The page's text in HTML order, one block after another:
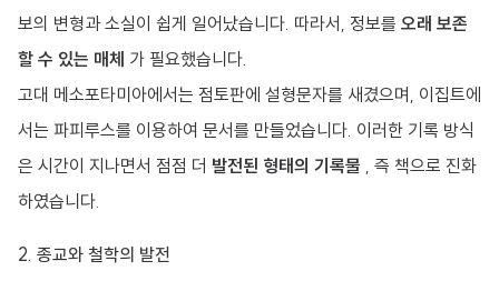
보의 변형과 소실이 쉽게 일어났습니다. 따라서, 정보를 오래 보존
할 수 있는 매체 가 필요했습니다.
고대 메소포타미아에서는 점토판에 설형문자를 새겼으며, 이집트에
서는 파피루스를 이용하여 문서를 만들었습니다. 이러한 기록 방식
은 시간이 지나면서 점점 더 발전된 형태의 기록물 , 즉 책으로 진화
하였습니다.
2. 종교와 철학의 발전